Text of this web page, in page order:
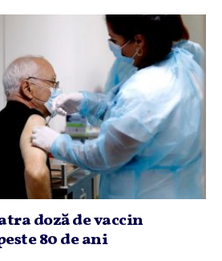
doză de vaccin
80 de ani